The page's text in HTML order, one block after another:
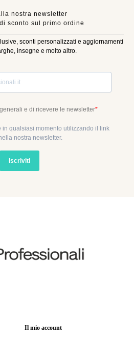
nostra newsletter
sconto sul primo ordine
sconti personalizzati e aggiornamenti
insegne e molto altro.
e di ricevere le newsletter
in qualsiasi momento utilizzando il link
nostra newsletter.
Iscriviti
Il mio account